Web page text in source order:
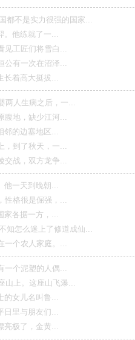
是实力很强的国家...
练就了一...
匠们将雪白...
一次在沼泽...
高大挺拔...
生病之后，一...
，缺少江河...
边塞地区...
了秋天，一...
，双方龙争...
天到晚朝...
很是倔强，...
据一方，...
么迷上了修道成仙...
农人家庭。...
泥塑的人偶...
。这座山飞瀑...
儿名叫鲁...
与朋友们...
了，金黄...